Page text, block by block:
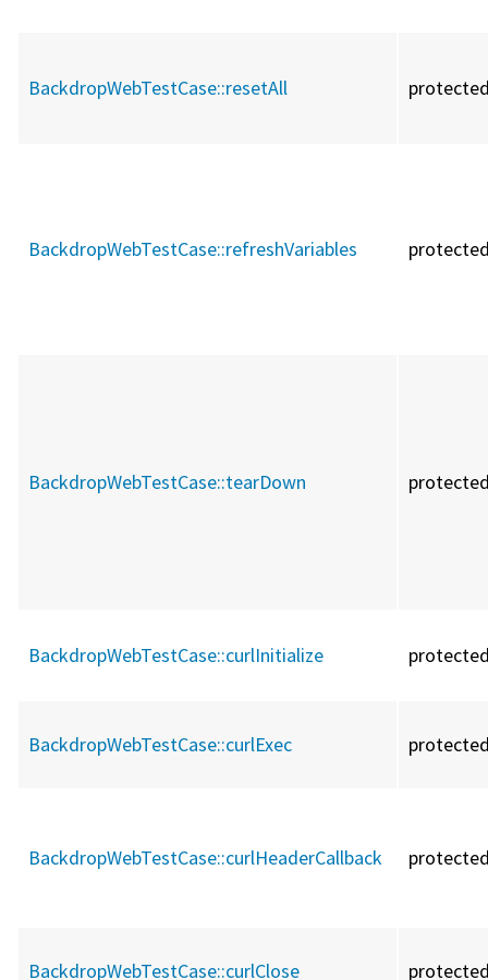
BackdropWebTestCase::resetAll
BackdropWebTestCase::refreshVariables
BackdropWebTestCase::tearDown
BackdropWebTestCase::curlInitialize
BackdropWebTestCase::curlExec
BackdropWebTestCase::curlHeaderCallback
BackdropWebTestCase::curlClose